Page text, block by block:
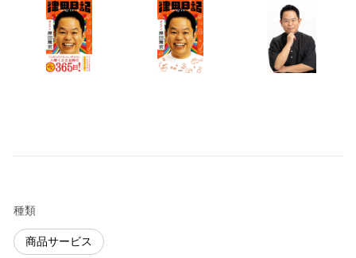
種類
商品サービス